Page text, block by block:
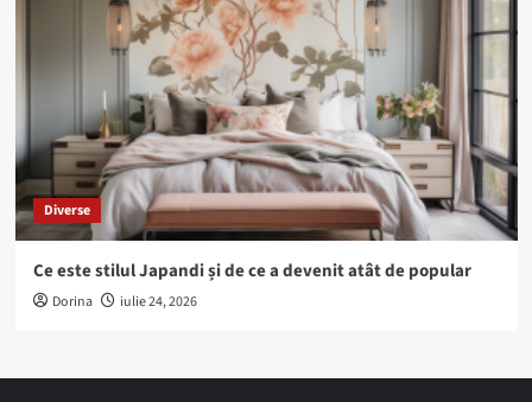
Diverse
Ce este stilul Japandi și de ce a devenit atât de popular
Dorina iulie 24, 2026